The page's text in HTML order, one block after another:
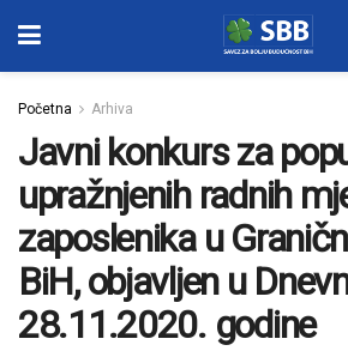
Početna Arhiva
Javni konkurs za
upražnjenih radnih
zaposlenika u
BiH, objavljen u
28.11.2020. godine